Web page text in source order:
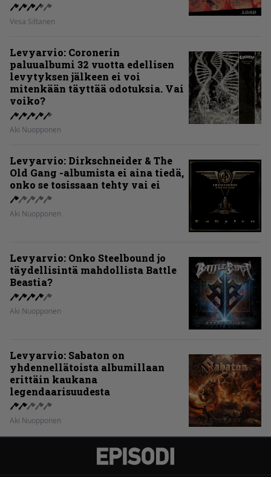
Vesa Siltanen
Levyarvio: Coronerin
paluualbumi 32 vuotta edellisen
levytyksen jälkeen ei voi
mitenkään täyttää odotuksia. Vai
voiko?
Aki Nuopponen
Levyarvio: Dirkschneider & The
Old Gang -albumista ei aina tiedä,
onko se tosissaan tehty vai ei
Aki Nuopponen
Levyarvio: Onko Steelbound jo
täydellisintä mahdollista Battle
Beastia?
Aki Nuopponen
Levyarvio: Sabaton on
yhdennellätoista albumillaan
erittäin kaukana
legendaarisuudesta
Aki Nuopponen